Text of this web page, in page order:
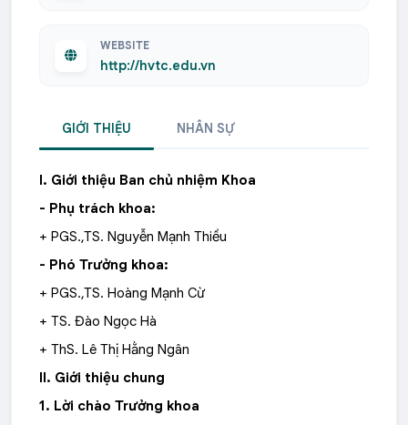
WEBSITE
http://hvtc.edu.vn
GIỚI THIỆU NHÂN SỰ
I. Giới thiệu Ban chủ nhiệm Khoa
- Phụ trách khoa:
+ PGS.,TS. Nguyễn Mạnh Thiều
- Phó Trưởng khoa:
+ PGS.,TS. Hoàng Mạnh Cừ
+ TS. Đào Ngọc Hà
+ ThS. Lê Thị Hằng Ngân
II. Giới thiệu chung
1. Lời chào Trưởng khoa